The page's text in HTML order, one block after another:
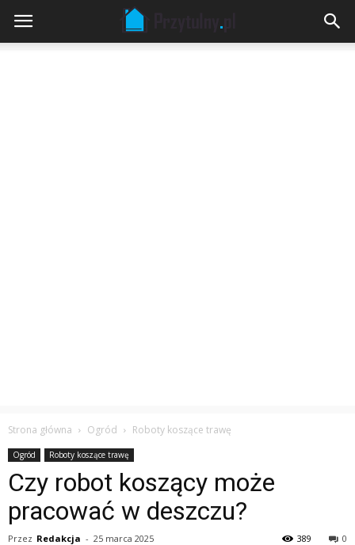
Strona główna Ogród Roboty koszące trawę
Ogród Roboty koszące trawę
Czy robot koszący może
pracować w deszczu?
Przez Redakcja - 25 marca 2025 0
389